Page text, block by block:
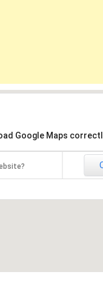
Google Maps